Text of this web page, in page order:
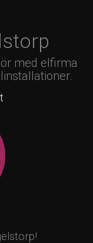
med elfirma